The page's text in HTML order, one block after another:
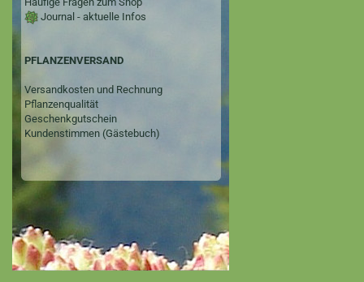
Journal - aktuelle Infos
PFLANZENVERSAND
Versandkosten und Rechnung
Pflanzenqualität
Geschenkgutschein
Kundenstimmen (Gästebuch)